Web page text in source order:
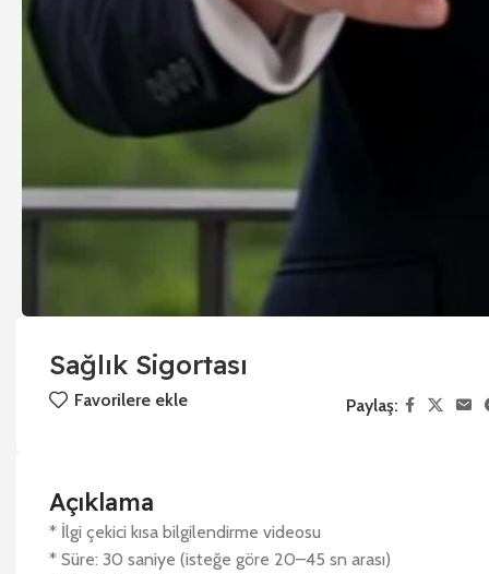
Sağlık Sigortası
Favorilere ekle Paylaş:
Açıklama
* İlgi çekici kısa bilgilendirme videosu
* Süre: 30 saniye (isteğe göre 20–45 sn arası)